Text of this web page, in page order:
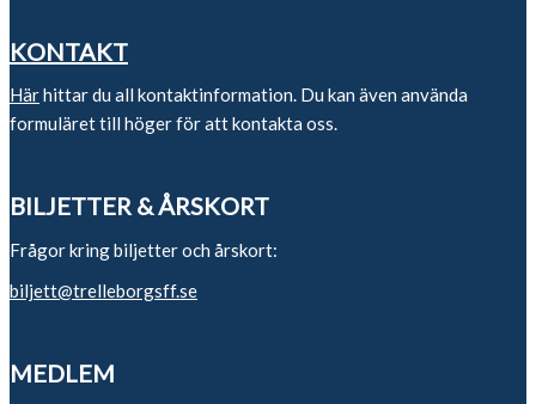
KONTAKT
Härhittar du all kontaktinformation. Du kan även använda
formuläret till höger för att kontakta oss.
BILJETTER & ÅRSKORT
Frågor kring biljetter och årskort:
biljett@trelleborgsff.se
MEDLEM